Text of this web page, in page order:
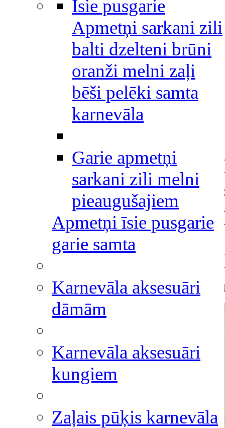
Īsie pusgarie
Apmetņi sarkani zili
balti dzelteni brūni
oranži melni zaļi
bēši pelēki samta
karnevāla
Garie apmetņi
sarkani zili melni
pieaugušajiem
Apmetņi īsie pusgarie
garie samta
Karnevāla aksesuāri
dāmām
Karnevāla aksesuāri
kungiem
Zaļais pūķis karnevāla